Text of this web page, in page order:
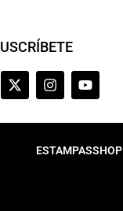
ESTAMPASSHOP